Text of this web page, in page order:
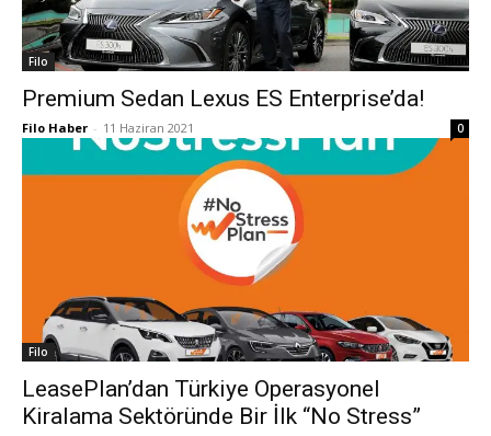
Filo
Premium Sedan Lexus ES Enterprise’da!
Filo Haber - 11 Haziran 2021 0
Filo
LeasePlan’dan Türkiye Operasyonel
Kiralama Sektöründe Bir İlk “No Stress”